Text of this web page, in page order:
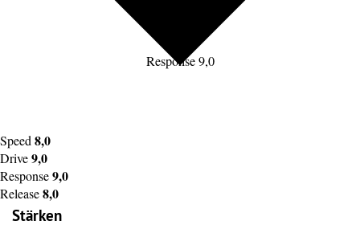
Response 9,0
Speed 8,0
Drive9,0
Response9,0
Release8,0
Stärken